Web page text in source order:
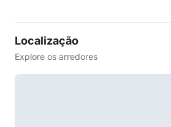
Localização
Explore os arredores